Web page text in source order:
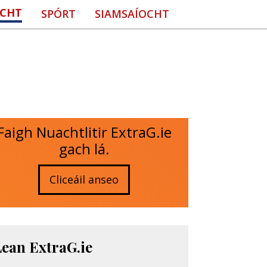
SPÓRT SIAMSAÍOCHT
Nuachtlitir ExtraG.ie
gach lá.
Cliceáil anseo
ExtraG.ie